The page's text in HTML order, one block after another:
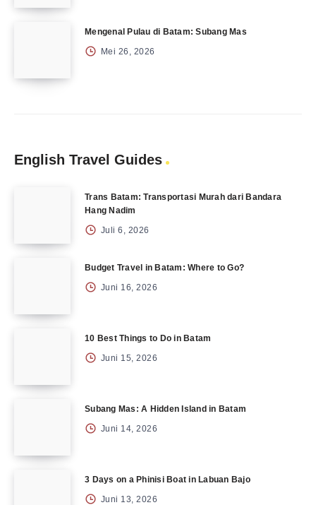
Mengenal Pulau di Batam: Subang Mas
Mei 26, 2026
English Travel Guides
Trans Batam: Transportasi Murah dari Bandara
Hang Nadim
Juli 6, 2026
Budget Travel in Batam: Where to Go?
Juni 16, 2026
10 Best Things to Do in Batam
Juni 15, 2026
Subang Mas: A Hidden Island in Batam
Juni 14, 2026
3 Days on a Phinisi Boat in Labuan Bajo
Juni 13, 2026